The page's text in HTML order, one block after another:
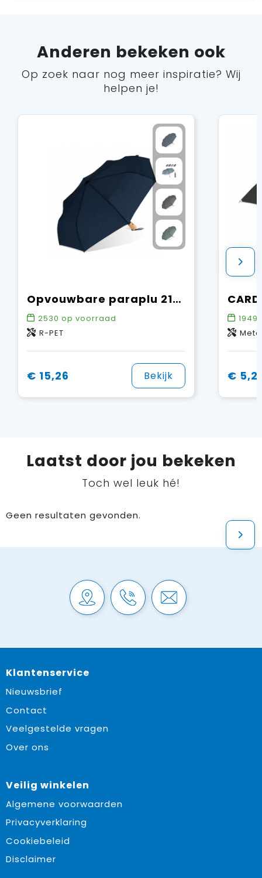
Anderen bekeken ook
Op zoek naar nog meer inspiratie? Wij
helpen je!
Opvouwbare paraplu 21” R-PET auto open
2530 op voorraad
R-PET
€ 15,26 Bekijk € 5,21
Laatst door jou bekeken
Toch wel leuk hé!
Geen resultaten gevonden.
Klantenservice
Nieuwsbrief
Contact
Veelgestelde vragen
Over ons
Veilig winkelen
Algemene voorwaarden
Privacyverklaring
Cookiebeleid
Disclaimer